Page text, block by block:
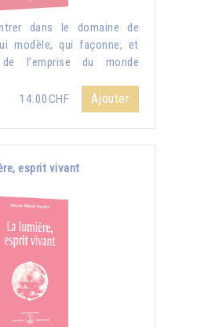
dans le domaine de
modèle, qui façonne, et
l’emprise du monde
14.00CHF
Ajouter
esprit vivant